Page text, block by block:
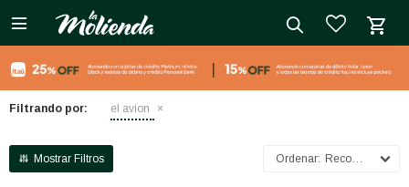

Filtrando por: el avion
Recomendados